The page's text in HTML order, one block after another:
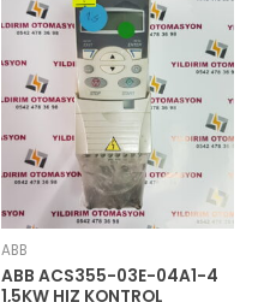
ABB
ABB ACS355-03E-04A1-4
1,5KW HIZ KONTROL